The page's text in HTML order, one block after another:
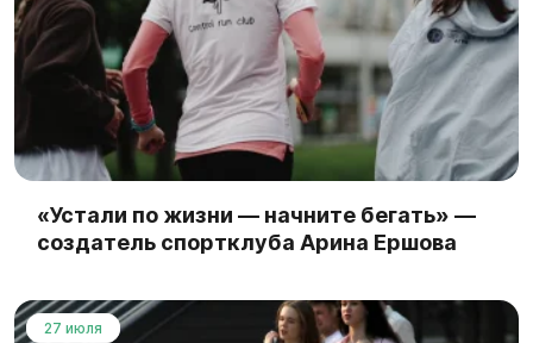
«Устали по жизни — начните бегать» —
создатель спортклуба Арина Ершова
27 июля